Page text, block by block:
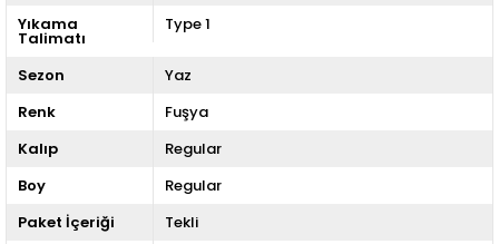
Yıkama
Talimatı
Type 1
Sezon
Yaz
Renk
Fuşya
Kalıp
Regular
Boy
Regular
Paket İçeriği
Tekli